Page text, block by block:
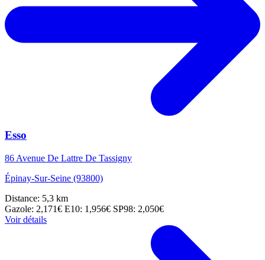
Esso
86 Avenue De Lattre De Tassigny
Épinay-Sur-Seine (93800)
Distance: 5,3 km
Gazole: 2,171€ E10: 1,956€ SP98: 2,050€
Voir détails